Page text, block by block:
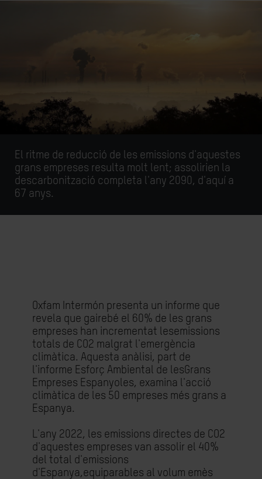
El ritme de reducció de les emissions d'aquestes
grans empreses resulta molt lent; assolirien la
descarbonització completa l'any 2090, d'aquí a
67 anys.
Oxfam Intermón presenta un informe que
revela que gairebé el 60% de les grans
empreses han incrementat lesemissions
totals de CO2 malgrat l'emergència
climàtica. Aquesta anàlisi, part de
l'informe Esforç Ambiental de lesGrans
Empreses Espanyoles, examina l'acció
climàtica de les 50 empreses més grans a
Espanya.
L'any 2022, les emissions directes de CO2
d'aquestes empreses van assolir el 40%
del total d'emissions
d'Espanya,equiparables al volum emès